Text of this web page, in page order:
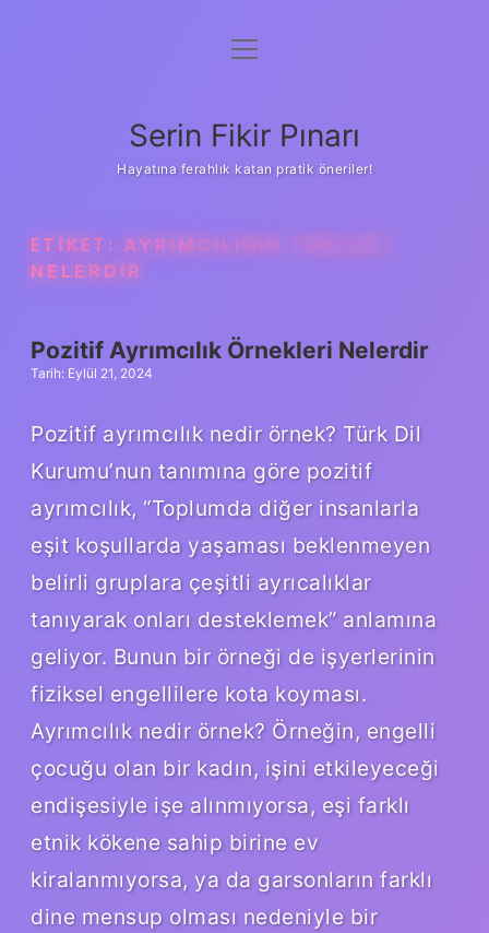
Gizlilik Politikası
Yasal Uyarı
menüyü
Serin Fikir Pınarı
Hayatına ferahlık katan pratik öneriler!
ETIKET: AYRIMCILIĞIN TÜRLERI
NELERDIR
Pozitif Ayrımcılık Örnekleri Nelerdir
Tarih: Eylül 21, 2024
Pozitif ayrımcılık nedir örnek? Türk Dil
Kurumu’nun tanımına göre pozitif
ayrımcılık, “Toplumda diğer insanlarla
eşit koşullarda yaşaması beklenmeyen
belirli gruplara çeşitli ayrıcalıklar
tanıyarak onları desteklemek” anlamına
geliyor. Bunun bir örneği de işyerlerinin
fiziksel engellilere kota koyması.
Ayrımcılık nedir örnek? Örneğin, engelli
çocuğu olan bir kadın, işini etkileyeceği
endişesiyle işe alınmıyorsa, eşi farklı
etnik kökene sahip birine ev
kiralanmıyorsa, ya da garsonların farklı
dine mensup olması nedeniyle bir